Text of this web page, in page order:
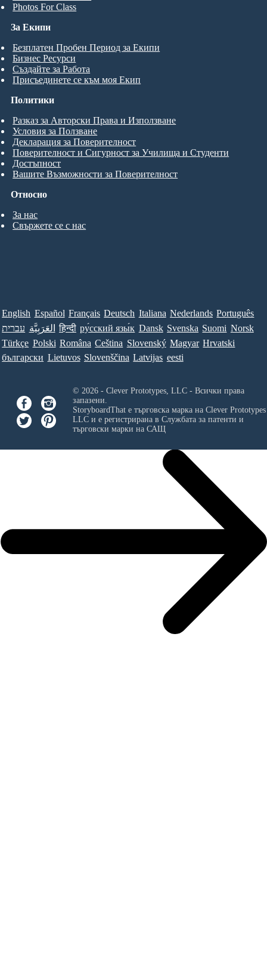
Photos For Class
За Екипи
Безплатен Пробен Период за Екипи
Бизнес Ресурси
Създайте за Работа
Присъединете се към моя Екип
Относно
За нас
Свържете се с нас
Политики
Разказ за Авторски Права и Използване
Условия за Ползване
Декларация за Поверителност
Поверителност и Сигурност за Училища и Студенти
Достъпност
Вашите Възможности за Поверителност
English Español Français Deutsch Italiana Nederlands Português
עברית العَرَبِيَّة हिन्दी ру́сский язы́к Dansk Svenska Suomi Norsk
Türkçe Polski Româna Ceština Slovenský Magyar Hrvatski
български Lietuvos Slovenščina Latvijas eesti
© 2026 - Clever Prototypes, LLC - Всички права
запазени.
StoryboardThat е търговска марка на Clever
LLCи е регистрирана в Службата за патенти и
търговски марки на САЩ